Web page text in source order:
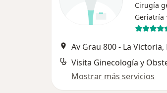
Cirugía
Geriatría ·
Av Grau 800 - La Victoria,
Visita Ginecología y
Mostrar más servicios